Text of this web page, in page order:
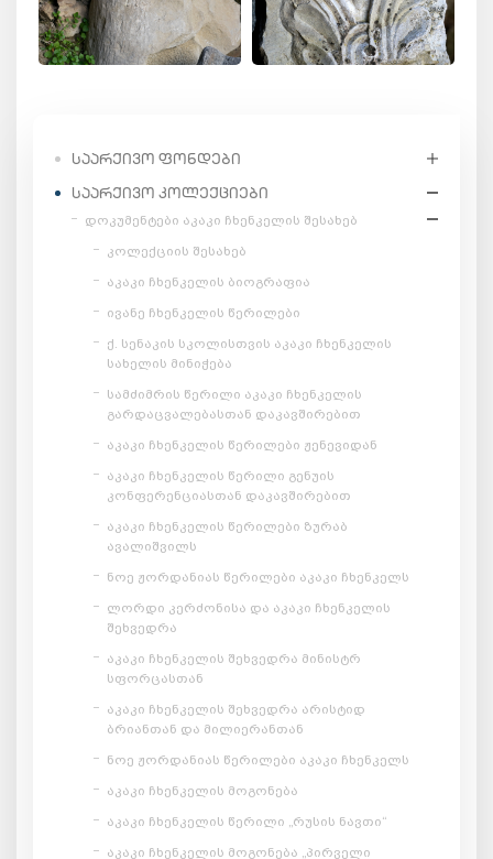
ᲡᲐᲐᲠᲥᲘᲕᲝ ᲤᲝᲜᲓᲔᲑᲘ
ᲡᲐᲐᲠᲥᲘᲕᲝ ᲙᲝᲚᲔᲥᲪᲘᲔᲑᲘ
დოკუმენტები აკაკი ჩხენკელის შესახებ
კოლექციის შესახებ
აკაკი ჩხენკელის ბიოგრაფია
ივანე ჩხენკელის წერილები
ქ. სენაკის სკოლისთვის აკაკი ჩხენკელის
სახელის მინიჭება
სამძიმრის წერილი აკაკი ჩხენკელის
გარდაცვალებასთან დაკავშირებით
აკაკი ჩხენკელის წერილები ჟენევიდან
აკაკი ჩხენკელის წერილი გენუის
კონფერენციასთან დაკავშირებით
აკაკი ჩხენკელის წერილები ზურაბ
ავალიშვილს
ნოე ჟორდანიას წერილები აკაკი ჩხენკელს
ლორდი კერძონისა და აკაკი ჩხენკელის
შეხვედრა
აკაკი ჩხენკელის შეხვედრა მინისტრ
სფორცასთან
აკაკი ჩხენკელის შეხვედრა არისტიდ
ბრიანთან და მილიერანთან
ნოე ჟორდანიას წერილები აკაკი ჩხენკელს
აკაკი ჩხენკელის მოგონება
აკაკი ჩხენკელის წერილი „რუსის ნავთი“
აკაკი ჩხენკელის მოგონება „პირველი